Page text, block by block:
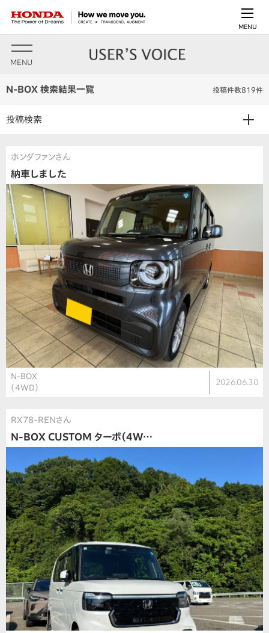
MENU
MENU
N-BOX 検索結果一覧 投稿件数819件
投稿検索
ホンダファンさん
納車しました
N-BOX
（4WD）
2026.06.30
RX78-RENさん
N-BOX CUSTOM ターボ（4W…